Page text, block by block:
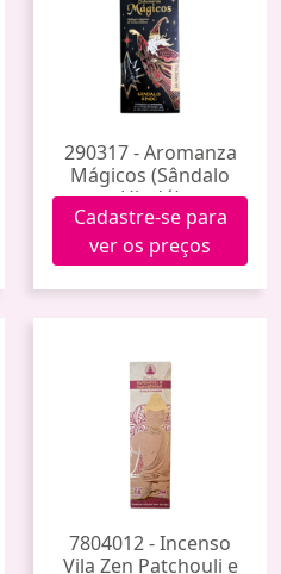
290317 - Aromanza
Mágicos (Sândalo
Hindú)
Cadastre-se para
ver os preços
7804012 - Incenso
Vila Zen Patchouli e